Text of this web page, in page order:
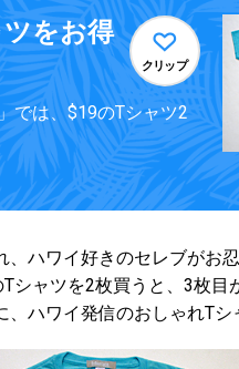
をお得
クリップ
では、$19のTシャツ2
ハワイ好きのセレブがお
シャツを2枚買うと、3枚目
ハワイ発信のおしゃれTシ